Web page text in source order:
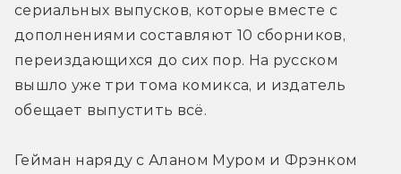
сериальных выпусков, которые вместе с
дополнениями составляют 10 сборников,
переиздающихся до сих пор. На русском
вышло уже три тома комикса, и издатель
обещает выпустить всё.
Гейман наряду с Аланом Муром и Фрэнком